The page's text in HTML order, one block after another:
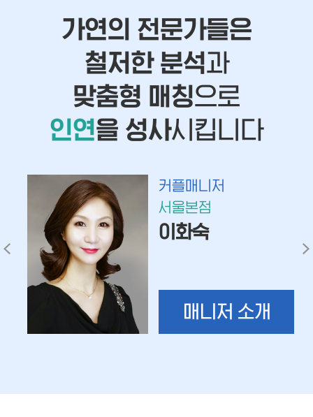
가연의 전문가들은
철저한 분석과
맞춤형 매칭으로
인연을 성사시킵니다
커플매니저
서울본점
이화숙
매니저 소개